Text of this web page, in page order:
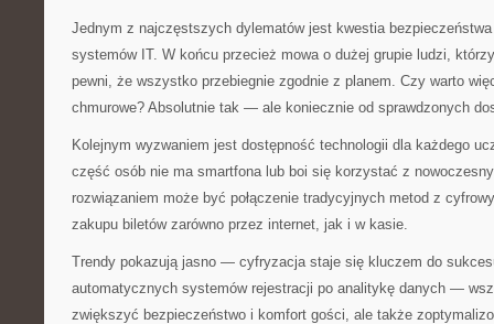
Jednym z najczęstszych dylematów jest kwestia
systemów IT. W końcu przecież mowa o dużej grupie ludzi,
pewni, że wszystko przebiegnie zgodnie z planem. Czy warto
chmurowe? Absolutnie tak — ale koniecznie od sprawdzonych
Kolejnym wyzwaniem jest dostępność technologii dla każdego
część osób nie ma smartfona lub boi się korzystać z
rozwiązaniem może być połączenie tradycyjnych metod z
zakupu biletów zarówno przez internet, jak i w kasie.
Trendy pokazują jasno — cyfryzacja staje się kluczem do
automatycznych systemów rejestracji po analitykę danych —
zwiększyć bezpieczeństwo i komfort gości, ale także